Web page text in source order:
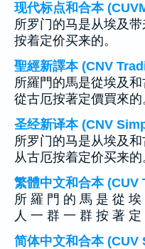
现代标点和合本
所罗门的马是从埃及
按着定价买来的。
聖經新譯本 (CNV
所羅門的馬是從埃及
從古厄按著定價買來的
圣经新译本 (CNV
所罗门的马是从埃及
从古厄按着定价买来的
繁體中文和合本
所 羅 門 的 馬 是 從
人 一 群 一 群 按 著 定
简体中文和合本